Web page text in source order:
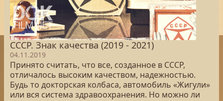
СССР. Знак качества (2019 - 2021)
04.11.2019
Принято считать, что все, созданное в СССР,
отличалось высоким качеством, надежностью.
Будь то докторская колбаса, автомобиль «Жигули»
или вся система здравоохранения. Но можно ли